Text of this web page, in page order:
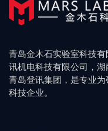
青岛金木石实验室科技
讯机电科技有限公司，
青岛登讯集团，是专业
科技企业。